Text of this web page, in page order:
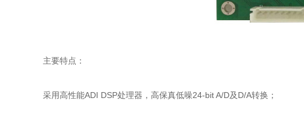
主要特点：
采用高性能ADI DSP处理器，高保真低噪24-bit A/D及D/A转换；